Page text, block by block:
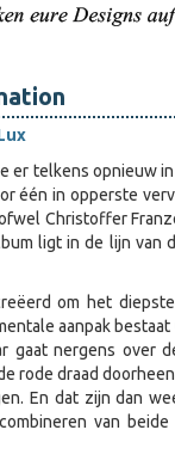
er telkens opnieuw
één in opperste
Christoffer
ligt in de lijn van
om het
aanpak
gaat nergens over
rode draad
En dat zijn dan
van